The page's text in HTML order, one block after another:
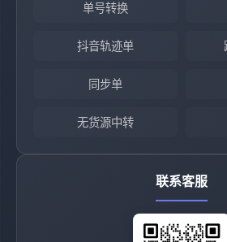
单号转换
抖音轨迹单
同步单
无货源中转
联系客服